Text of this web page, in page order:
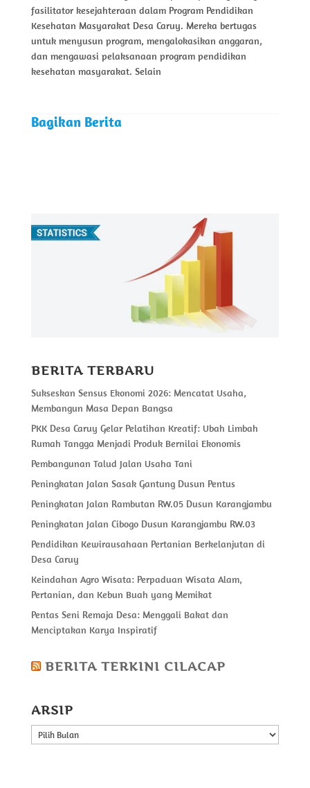
fasilitator kesejahteraan dalam Program Pendidikan
Kesehatan Masyarakat Desa Caruy. Mereka bertugas
untuk menyusun program, mengalokasikan anggaran,
dan mengawasi pelaksanaan program pendidikan
kesehatan masyarakat. Selain
Bagikan Berita
BERITA TERBARU
Sukseskan Sensus Ekonomi 2026: Mencatat Usaha,
Membangun Masa Depan Bangsa
PKK Desa Caruy Gelar Pelatihan Kreatif: Ubah Limbah
Rumah Tangga Menjadi Produk Bernilai Ekonomis
Pembangunan Talud Jalan Usaha Tani
Peningkatan Jalan Sasak Gantung Dusun Pentus
Peningkatan Jalan Rambutan RW.05 Dusun Karangjambu
Peningkatan Jalan Cibogo Dusun Karangjambu RW.03
Pendidikan Kewirausahaan Pertanian Berkelanjutan di
Desa Caruy
Keindahan Agro Wisata: Perpaduan Wisata Alam,
Pertanian, dan Kebun Buah yang Memikat
Pentas Seni Remaja Desa: Menggali Bakat dan
Menciptakan Karya Inspiratif
BERITA TERKINI CILACAP
ARSIP
ARSIP